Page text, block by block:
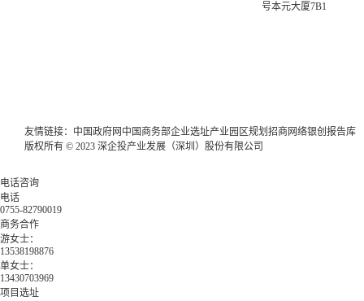
号本元大厦7B1
友情链接： 中国政府网 中国商务部企业选址产业园区规划 招商网络银创报告库
版权所有 © 2023 深企投产业发展（深圳）股份有限公司
电话咨询
电话
0755-82790019
商务合作
游女士：
13538198876
单女士：
13430703969
项目选址